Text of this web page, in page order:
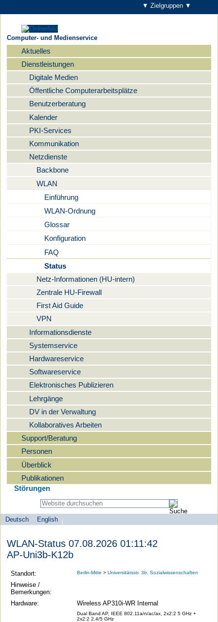
▼ Zielgruppen ▼
Computer- und Medienservice
Navigation
Aktuelles
Dienstleistungen
Digitale Medien
Öffentliche Computerarbeitsplätze
Benutzerberatung
Kalender
PKI-Services
Kommunikation
Netzdienste
Backbone
WLAN
Einführung
WLAN-Ordnung
Glossar
Konfiguration
FAQ
Status
Netz-Informationen (HU-intern)
Zentrale HU-Firewall
First Aid Guide
VPN
Informationsdienste
Systemservice
Hardwareservice
Softwareservice
Elektronisches Publizieren
Lehrgänge
DV in der Verwaltung
Kollaboratives Arbeiten
Support/Beratung
Personen
Überblick
Publikationen
Störungen
Sprachauswahl
Deutsch
English
search-menu
Universität
zu
Berlin
Computer-
und
WLAN-Status 07.08.2026 01:11:42
AP-Uni3b-K12b
Standort: Berlin-Mitte >Universitätsstr. 3b, Sozialwissenschaften
Hinweise /
Bemerkungen:
Hardware:
Wireless AP310i-WR Internal
Dual Band AP, IEEE 802.11a/n/ac/ax, 2x2:2 5 GHz +
2x2:2 2.4/5 GHz